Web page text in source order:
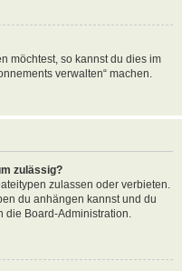
möchtest, so kannst du dies im
verwalten“ machen.
zulässig?
zulassen oder verbieten.
du anhängen kannst und du
die Board-Administration.